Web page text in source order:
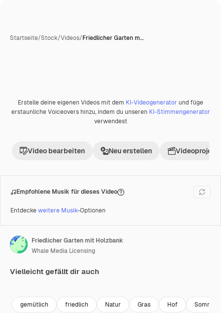
Startseite/Stock/Videos/Friedlicher Garten m…
Premium
Erstelle deine eigenen Videos mit dem KI-Videogenerator und füge
erstaunliche Voiceovers hinzu, indem du unseren KI-Stimmengenerator
verwendest
Video bearbeiten Neu erstellen Videoprojekt
Empfohlene Musik für dieses Video
Entdeckeweitere Musik-Optionen
Friedlicher Garten mit Holzbank
Whale Media Licensing
Vielleicht gefällt dir auch
gemütlich friedlich Natur Gras Hof Sommer